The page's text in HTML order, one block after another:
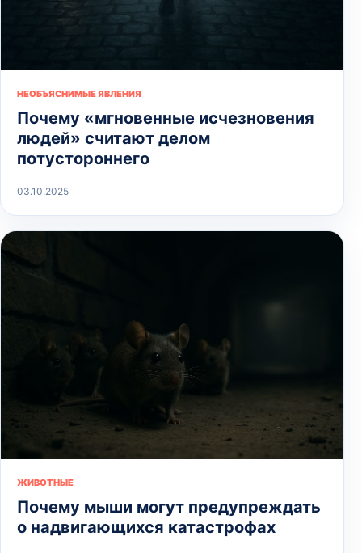
НЕОБЪЯСНИМЫЕ ЯВЛЕНИЯ
Почему «мгновенные исчезновения
людей» считают делом
потустороннего
03.10.2025
ЖИВОТНЫЕ
Почему мыши могут предупреждать
о надвигающихся катастрофах